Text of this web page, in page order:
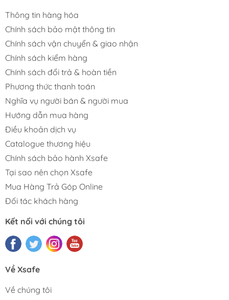
Thông tin hàng hóa
Chính sách bảo mật thông tin
Chính sách vận chuyển & giao nhận
Chính sách kiểm hàng
Chính sách đổi trả & hoàn tiền
Phương thức thanh toán
Nghĩa vụ người bán & người mua
Hướng dẫn mua hàng
Điều khoản dịch vụ
Catalogue thương hiệu
Chính sách bảo hành Xsafe
Tại sao nên chọn Xsafe
Mua Hàng Trả Góp Online
Đối tác khách hàng
Kết nối với chúng tôi
Về Xsafe
Về chúng tôi